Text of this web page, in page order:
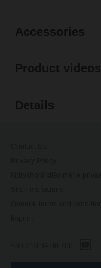
Accessories
Product videos
Details